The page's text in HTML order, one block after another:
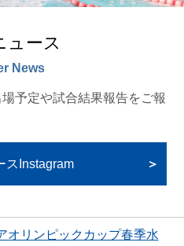
ュース
News
予定や試合結果報告をご報
スInstagram
オリンピックカップ春季水